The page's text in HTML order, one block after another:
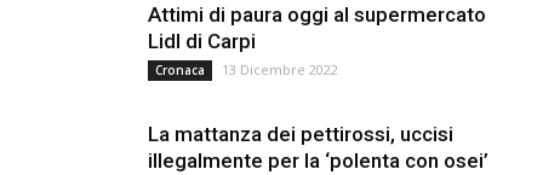
Attimi di paura oggi al supermercato
Lidl di Carpi
Cronaca 13 Dicembre 2022
La mattanza dei pettirossi, uccisi
illegalmente per la ‘polenta con osei’